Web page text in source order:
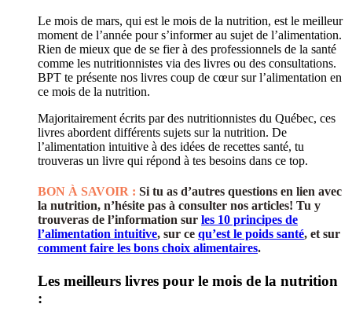
Le mois de mars, qui est le mois de la nutrition, est le meilleur
moment de l’année pour s’informer au sujet de l’alimentation.
Rien de mieux que de se fier à des professionnels de la santé
comme les nutritionnistes via des livres ou des consultations.
BPT te présente nos livres coup de cœur sur l’alimentation en
ce mois de la nutrition.
Majoritairement écrits par des nutritionnistes du Québec, ces
livres abordent différents sujets sur la nutrition. De
l’alimentation intuitive à des idées de recettes santé, tu
trouveras un livre qui répond à tes besoins dans ce top.
BON À SAVOIR : Si tu as d’autres questions en lien avec
la nutrition, n’hésite pas à consulter nos articles! Tu y
trouveras de l’information sur les 10 principes de
l’alimentation intuitive, sur ce qu’est le poids santé, et sur
comment faire les bons choix alimentaires.
Les meilleurs livres pour le mois de la nutrition
: